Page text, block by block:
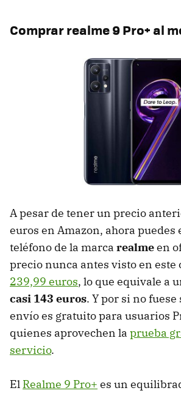
Comprarrealme 9 Pro+al
A pesar de tener un precio
euros en Amazon, ahora puedes
teléfono de la marca realmeen
precio nunca antes visto en este
239,99 euros, lo que equivale a
casi 143 euros. Y por si no
envío es gratuito para usuarios
quienes aprovechen la prueba
servicio.
El Realme 9 Pro+ es un